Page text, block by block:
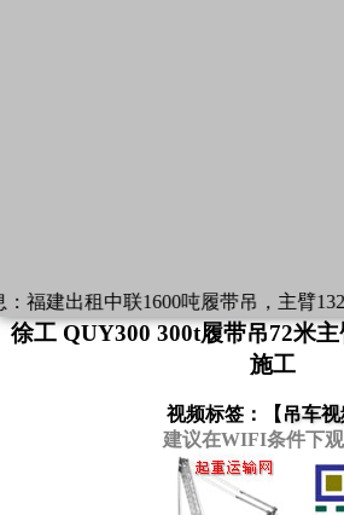
福建出租中联1600吨履带吊，主臂132
徐工 QUY300 300t履带吊72米
施工
视频标签：【 吊车视
建议在WIFI条件下